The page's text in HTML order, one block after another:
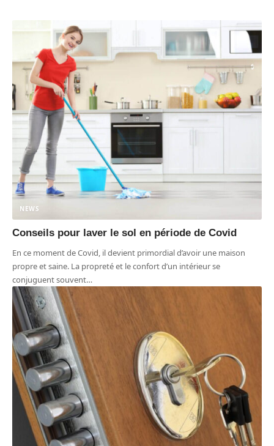
NEWS
Conseils pour laver le sol en période de Covid
En ce moment de Covid, il devient primordial d’avoir une maison
propre et saine. La propreté et le confort d’un intérieur se
conjuguent souvent…